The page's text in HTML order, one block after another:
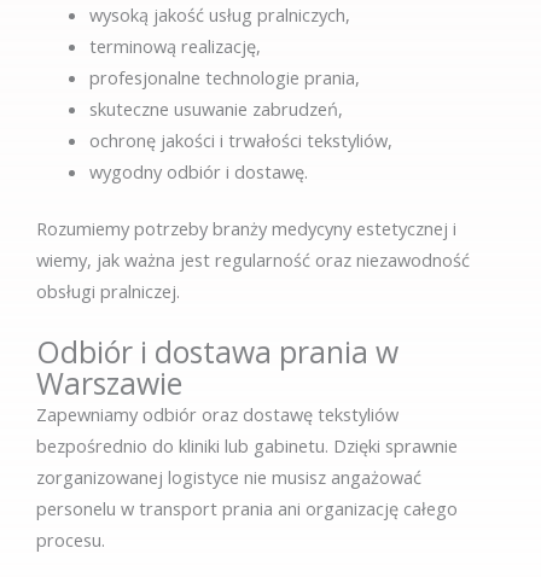
wysoką jakość usług pralniczych,
terminową realizację,
profesjonalne technologie prania,
skuteczne usuwanie zabrudzeń,
ochronę jakości i trwałości tekstyliów,
wygodny odbiór i dostawę.
Rozumiemy potrzeby branży medycyny estetycznej i
wiemy, jak ważna jest regularność oraz niezawodność
obsługi pralniczej.
Odbiór i dostawa prania w
Warszawie
Zapewniamy odbiór oraz dostawę tekstyliów
bezpośrednio do kliniki lub gabinetu. Dzięki sprawnie
zorganizowanej logistyce nie musisz angażować
personelu w transport prania ani organizację całego
procesu.